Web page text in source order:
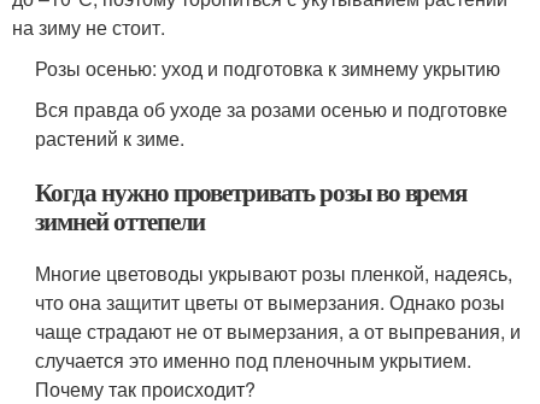
на зиму не стоит.
Розы осенью: уход и подготовка к зимнему укрытию
Вся правда об уходе за розами осенью и подготовке
растений к зиме.
Когда нужно проветривать розы во время
зимней оттепели
Многие цветоводы укрывают розы пленкой, надеясь,
что она защитит цветы от вымерзания. Однако розы
чаще страдают не от вымерзания, а от выпревания, и
случается это именно под пленочным укрытием.
Почему так происходит?